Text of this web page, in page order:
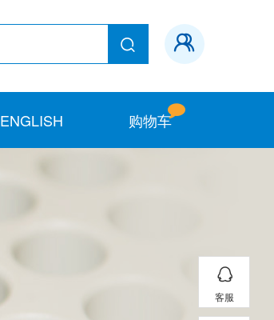
ENGLISH 购物车
客服